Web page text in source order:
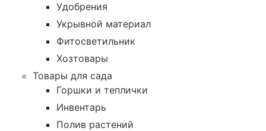
Удобрения
Укрывной материал
Фитосветильник
Хозтовары
Товары для сада
Горшки и теплички
Инвентарь
Полив растений